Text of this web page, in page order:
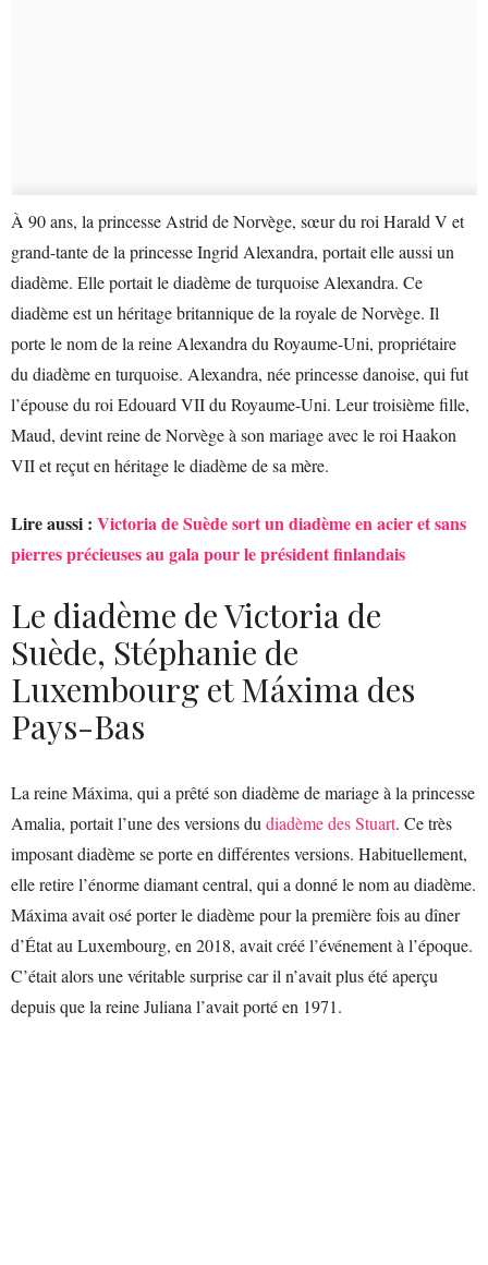
À 90 ans, la princesse Astrid de Norvège, sœur du roi Harald V et
grand-tante de la princesse Ingrid Alexandra, portait elle aussi un
diadème. Elle portait le diadème de turquoise Alexandra. Ce
diadème est un héritage britannique de la royale de Norvège. Il
porte le nom de la reine Alexandra du Royaume-Uni, propriétaire
du diadème en turquoise. Alexandra, née princesse danoise, qui fut
l’épouse du roi Edouard VII du Royaume-Uni. Leur troisième fille,
Maud, devint reine de Norvège à son mariage avec le roi Haakon
VII et reçut en héritage le diadème de sa mère.
Lire aussi : Victoria de Suède sort un diadème en acier et sans
pierres précieuses au gala pour le président finlandais
Le diadème de Victoria de
Suède, Stéphanie de
Luxembourg et Máxima des
Pays-Bas
La reine Máxima, qui a prêté son diadème de mariage à la princesse
Amalia, portait l’une des versions du diadème des Stuart. Ce très
imposant diadème se porte en différentes versions. Habituellement,
elle retire l’énorme diamant central, qui a donné le nom au diadème.
Máxima avait osé porter le diadème pour la première fois au dîner
d’État au Luxembourg, en 2018, avait créé l’événement à l’époque.
C’était alors une véritable surprise car il n’avait plus été aperçu
depuis que la reine Juliana l’avait porté en 1971.